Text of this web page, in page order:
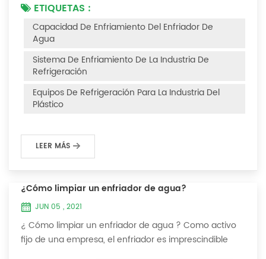
enfriarse a cierta temperatura, ya no bajará más.
Hablemos ¿Qué causó la baja eficiencia de
refrigeración? 1. Fuga de refrigerante [análisis de falla]
Después de la fuga de refrigerante en el sistema, la
capacidad de enfriamiento es insuficiente, la presión...
ETIQUETAS :
Capacidad De Enfriamiento Del Enfriador De
Agua
Sistema De Enfriamiento De La Industria De
Refrigeración
Equipos De Refrigeración Para La Industria Del
Plástico
LEER MÁS
¿Cómo limpiar un enfriador de agua?
JUN 05 , 2021
¿ Cómo limpiar un enfriador de agua ? Como activo
fijo de una empresa, el enfriador es imprescindible